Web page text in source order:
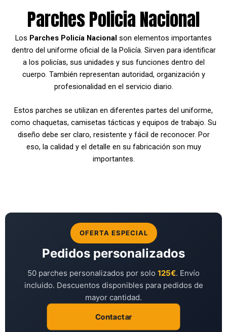
Parches Policia Nacional
Los Parches Policía Nacional son elementos importantes
dentro del uniforme oficial de la Policía. Sirven para identificar
a los policías, sus unidades y sus funciones dentro del
cuerpo. También representan autoridad, organización y
profesionalidad en el servicio diario.
Estos parches se utilizan en diferentes partes del uniforme,
como chaquetas, camisetas tácticas y equipos de trabajo. Su
diseño debe ser claro, resistente y fácil de reconocer. Por
eso, la calidad y el detalle en su fabricación son muy
importantes.
OFERTA ESPECIAL
Pedidos personalizados
50 parches personalizados por solo 125€. Envío
incluido. Descuentos disponibles para pedidos de
mayor cantidad.
Contactar